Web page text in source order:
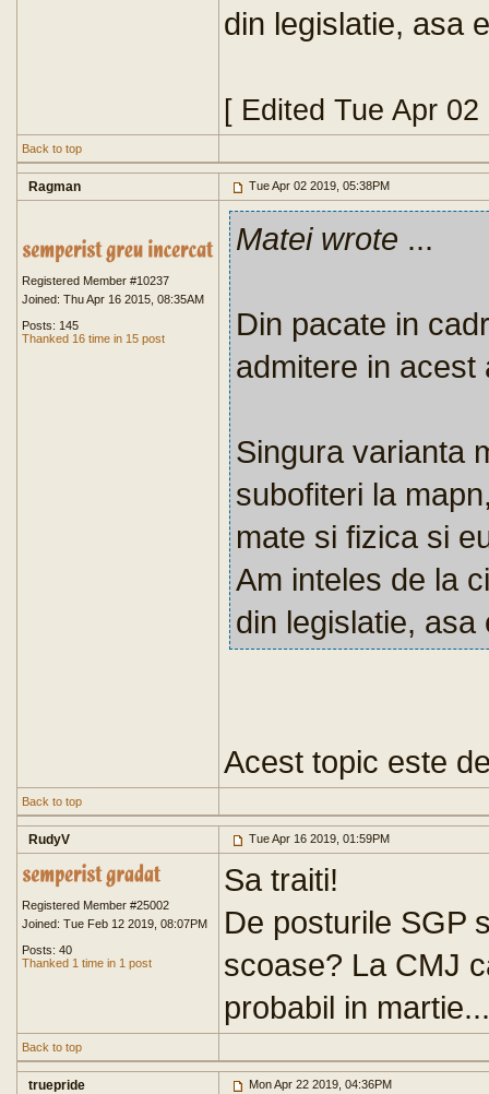
din legislatie, asa
[ Edited Tue Apr
Back to top
Ragman Tue Apr 02 2019, 05:38PM
Registered Member #10237
Joined: Thu Apr 16 2015, 08:35AM
Posts: 145
Thanked 16 time in 15 post
Matei wrote ...
Din pacate in
admitere in acest
Singura varianta
subofiteri la
mate si fizica si
Am inteles de la
din legislatie, asa
Acest topic este
Back to top
RudyV Tue Apr 16 2019, 01:59PM
Registered Member #25002
Joined: Tue Feb 12 2019, 08:07PM
Posts: 40
Thanked 1 time in 1 post
Sa traiti!
De posturile SGP
scoase? La CMJ
probabil in martie...
Back to top
truepride Mon Apr 22 2019, 04:36PM